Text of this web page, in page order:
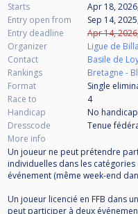
Starts Apr 18,
Entry open from
Sep 14,
Entry deadline
Apr 14,
Organizer
Ligue de
Contact
Basile de
Rankings
Bretagne -
Format
Single
Race to
4
Handicap
No handicap
Dresscode
Tenue
More info
Un joueur ne peut prétendre
individuelles dans les
événement (même week-end
Un joueur licencié en FFB dans
peut participer à deux